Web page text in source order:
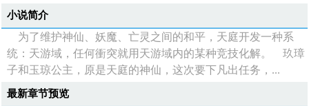
小说简介
为了维护神仙、妖魔、亡灵之间的和平，天庭开发一种系
统：天游域，任何衝突就用天游域内的某种竞技化解。 玖璋
子和玉琼公主，原是天庭的神仙，这次要下凡出任务，...
最新章节预览